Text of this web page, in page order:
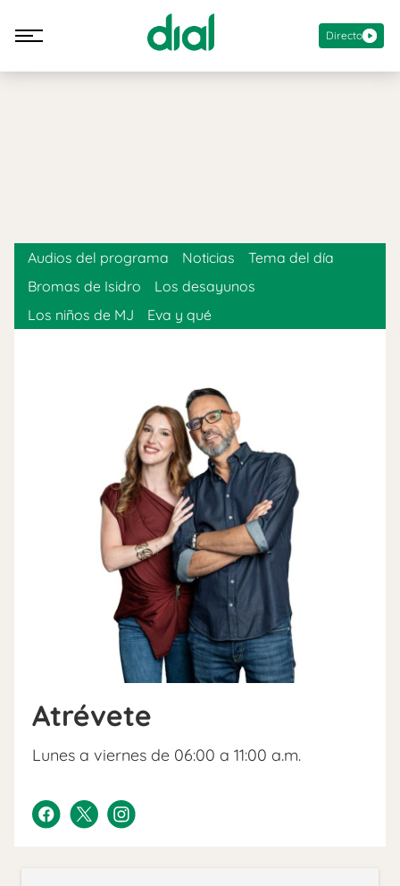
Directo
Atrévete
Lunes a viernes de 06:00 a 11:00 a.m.
Audios del programa Noticias
Tema del día
Bromas de Isidro
Los desayunos
Los niños de MJ
Eva y qué